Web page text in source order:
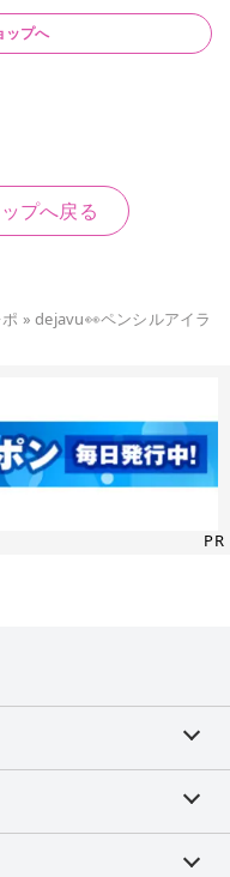
ップへ
プへ戻る
»dejavu👀ペンシルアイラ
PR